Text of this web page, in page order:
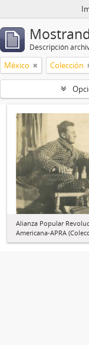
Descripción
México Colección
Alianza Popular
Americana-APRA